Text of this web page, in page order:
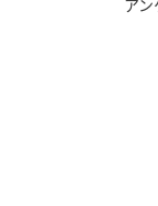
ア